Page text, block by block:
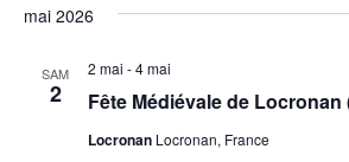
mai 2026
SAM
2 Fête Médiévale de Locronan
2 mai -4 mai
Locronan Locronan, France